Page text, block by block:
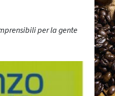
per la gente